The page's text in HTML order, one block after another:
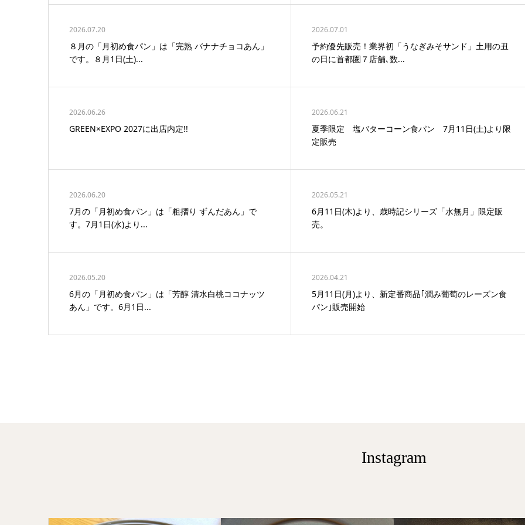
2026.07.20
８月の「月初め食パン」は「完熟 バナナチョコあん」
です。８月1日(土)...
2026.07.01
予約優先販売！業界初「うなぎみそサンド」土用の丑
の日に首都圏７店舗､数...
2026.06.26
GREEN×EXPO 2027に出店内定!!
2026.06.21
夏季限定 塩バターコーン食パン 7月11日(土)より限
定販売
2026.06.20
7月の「月初め食パン」は「粗摺り ずんだあん」で
す。7月1日(水)より...
2026.05.21
6月11日(木)より、歳時記シリーズ「水無月」限定販
売。
2026.05.20
6月の「月初め食パン」は「芳醇 清水白桃ココナッツ
あん」です。6月1日...
2026.04.21
5月11日(月)より、新定番商品｢潤み葡萄のレーズン食
パン｣販売開始
Instagram